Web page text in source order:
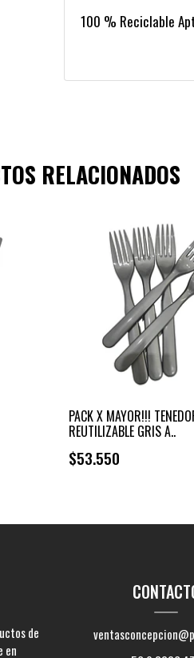
100 % Reciclable
RELACIONADOS
PACK X MAYOR!!!
REUTILIZABLE GRIS A..
$53.550
de
en